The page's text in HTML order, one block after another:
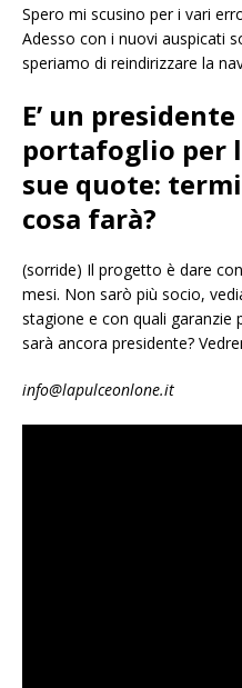
Spero mi scusino per i vari
Adesso con i nuovi auspicati
speriamo di reindirizzare la
E’ un
portafoglio per
sue quote:
cosa farà?
(sorride) Il progetto è dare
mesi. Non sarò più socio,
stagione e con quali garanzie
sarà ancora presidente?
info@lapulceonlone.it